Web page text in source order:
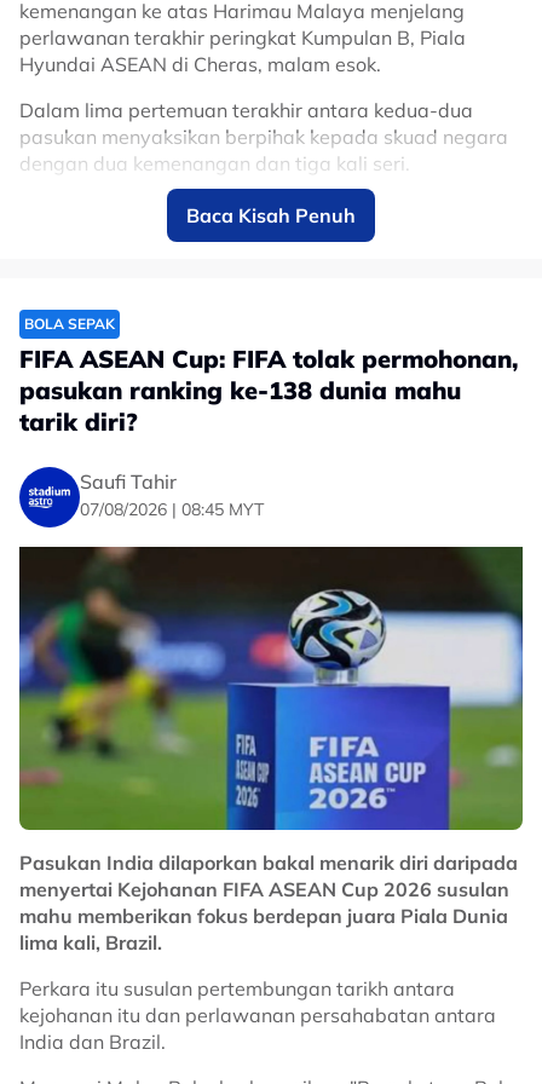
Related Topics
#Harimau Malaya #bola sepak
#Piala Hyundai ASEAN
kemenangan ke atas Harimau Malaya menjelang
perlawanan terakhir peringkat Kumpulan B, Piala
Hyundai ASEAN di Cheras, malam esok.
Dalam lima pertemuan terakhir antara kedua-dua
pasukan menyaksikan berpihak kepada skuad negara
dengan dua kemenangan dan tiga kali seri.
“Time to make history”, Carles Cuadrat,
🇵🇭🔥@ASTROARENA
pic.twitter.com/IX8p4LjGLc
— Zulhelmi Zainal Azam
(@zulhelmizainal1)
Menerusi wartawan Astro Arena, berkongsikan: "Masa
untuk cipta sejarah", Carles Cuadrat, jurulatih Filipina
mahu tamatkan kemarau kemenangan ke atas
Harimau Malaya." kongsinya.
Maklumat lanjut ikuti Nadi Arena malam ini.
No node context available.
Related Topics
#Piala Hyundai ASEAN #Filipina #Harimau Malaya
Baca Kisah Penuh
BOLA SEPAK
FIFA ASEAN Cup: FIFA tolak permohonan,
pasukan ranking ke-138 dunia mahu
tarik diri?
Saufi Tahir
07/08/2026 | 08:45 MYT
Pasukan India dilaporkan bakal menarik diri daripada
menyertai Kejohanan FIFA ASEAN Cup 2026 susulan
mahu memberikan fokus berdepan juara Piala Dunia
lima kali, Brazil.
Perkara itu susulan pertembungan tarikh antara
kejohanan itu dan perlawanan persahabatan antara
India dan Brazil.